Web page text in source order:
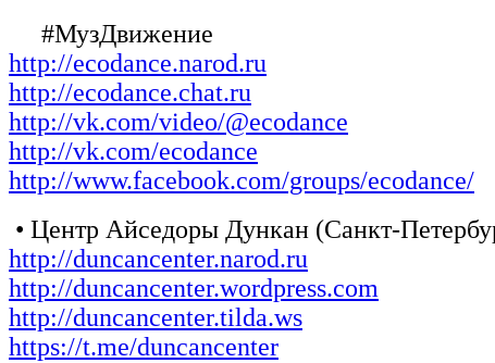
#МузДвижение
http://ecodance.narod.ru
http://ecodance.chat.ru
http://vk.com/video/@ecodance
http://vk.com/ecodance
http://www.facebook.com/groups/ecodance/
• Центр Айседоры Дункан (Санкт-
http://duncancenter.narod.ru
http://duncancenter.wordpress.com
http://duncancenter.tilda.ws
https://t.me/duncancenter